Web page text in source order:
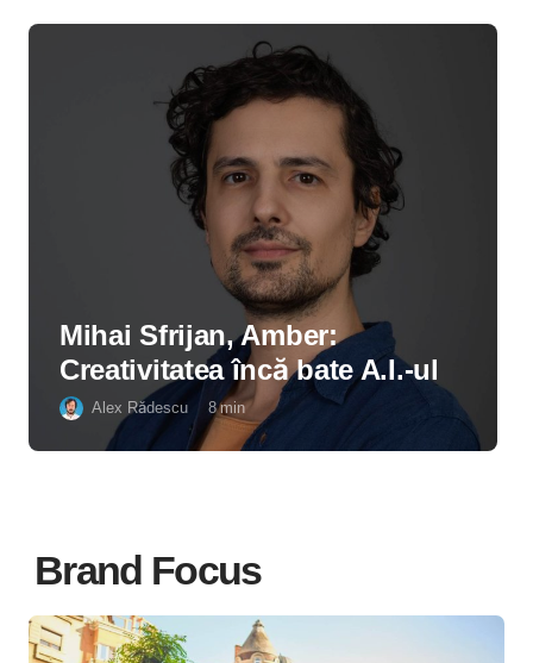
Mihai Sfrijan, Amber:
Creativitatea încă bate A.I.-ul
Alex Rădescu 8 min
Brand Focus